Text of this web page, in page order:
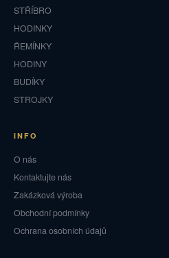
STŘÍBRO
HODINKY
ŘEMÍNKY
HODINY
BUDÍKY
STROJKY
INFO
O nás
Kontaktujte nás
Zakázková výroba
Obchodní podmínky
Ochrana osobních údajů